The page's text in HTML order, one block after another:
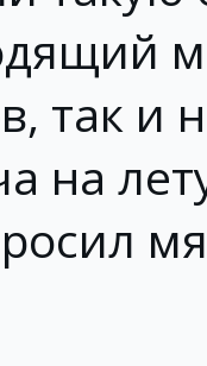
так
на